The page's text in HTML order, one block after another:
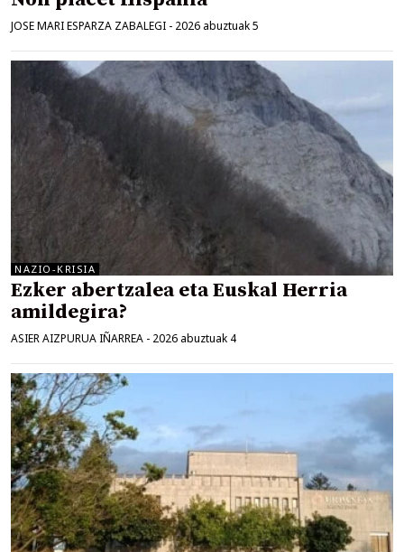
JOSE MARI ESPARZA ZABALEGI - 2026 abuztuak 5
NAZIO-KRISIA
Ezker abertzalea eta Euskal Herria
amildegira?
ASIER AIZPURUA IÑARREA - 2026 abuztuak 4